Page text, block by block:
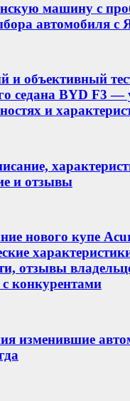
машину с
автомобиля с
и объективный
седана BYD F3 —
и
и отзывы
нового купе
отзывы
с конкурентами
изменившие